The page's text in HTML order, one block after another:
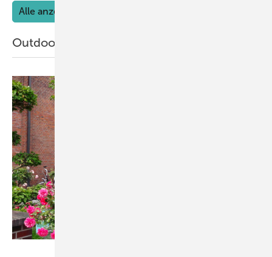
Alle anzeigen
Outdoor